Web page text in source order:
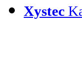
Xystec